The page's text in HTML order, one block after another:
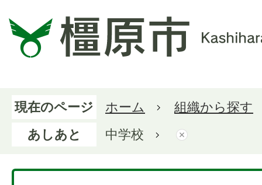
現在のページ ホーム
組織から探す
あしあと
中学校